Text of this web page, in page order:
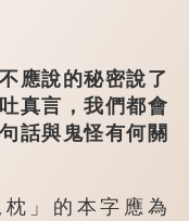
說的秘密說了
真言，我們都會
話與鬼怪有何關
」的本字應為